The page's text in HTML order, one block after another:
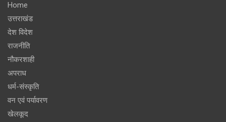
Home
उत्तराखंड
देश विदेश
राजनीति
नौकरशाही
अपराध
धर्म-संस्कृति
वन एवं पर्यावरण
खेलकूद